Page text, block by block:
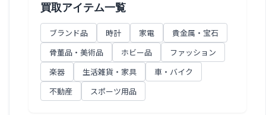
買取アイテム一覧
ブランド品 時計 家電
貴金属・宝石
骨董品・美術品
ホビー品
ファッション
楽器
生活雑貨・家具
車・バイク
不動産
スポーツ用品